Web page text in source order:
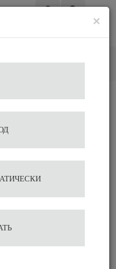
Tranquilo
×